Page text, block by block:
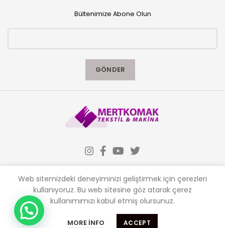
Almak istediğiniz makinaları sitemizden ,
satmak istediğiniz makinaları bizlere
Bültenimize Abone Olun
İLETIŞIM
Web sitemizdeki deneyiminizi geliştirmek için çerezleri
kullanıyoruz. Bu web sitesine göz atarak çerez
kullanımımızı kabul etmiş olursunuz.
MORE INFO ACCEPT